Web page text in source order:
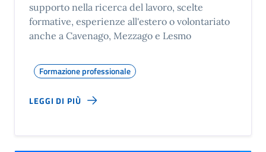
supporto nella ricerca del lavoro, scelte
formative, esperienze all'estero o volontariato
anche a Cavenago, Mezzago e Lesmo
Formazione professionale
LEGGI DI PIÙ